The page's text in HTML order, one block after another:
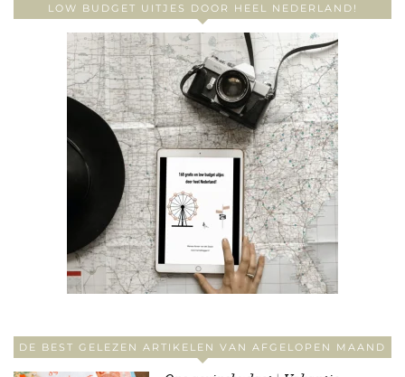
LOW BUDGET UITJES DOOR HEEL NEDERLAND!
DE BEST GELEZEN ARTIKELEN VAN AFGELOPEN MAAND